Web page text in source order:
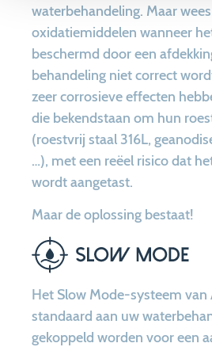
waterbehandeling. Maar
oxidatiemiddelen wanneer
beschermd door een
behandeling niet correct
zeer corrosieve effecten
die bekendstaan om hun
(roestvrij staal 316L,
…), met een reëel risico dat
wordt aangetast.
Maar de oplossing bestaat!
Het Slow Mode-systeem van
standaard aan uw
gekoppeld worden voor een